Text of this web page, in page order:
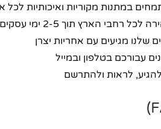
במתנות מקוריות ואיכותיות לכל
רחבי הארץ תוך 2-5 ימי עסקים
שלנו מגיעים עם אחריות יצרן
עבורכם בטלפון ובמייל
להגיע, לראות ולהתרשם